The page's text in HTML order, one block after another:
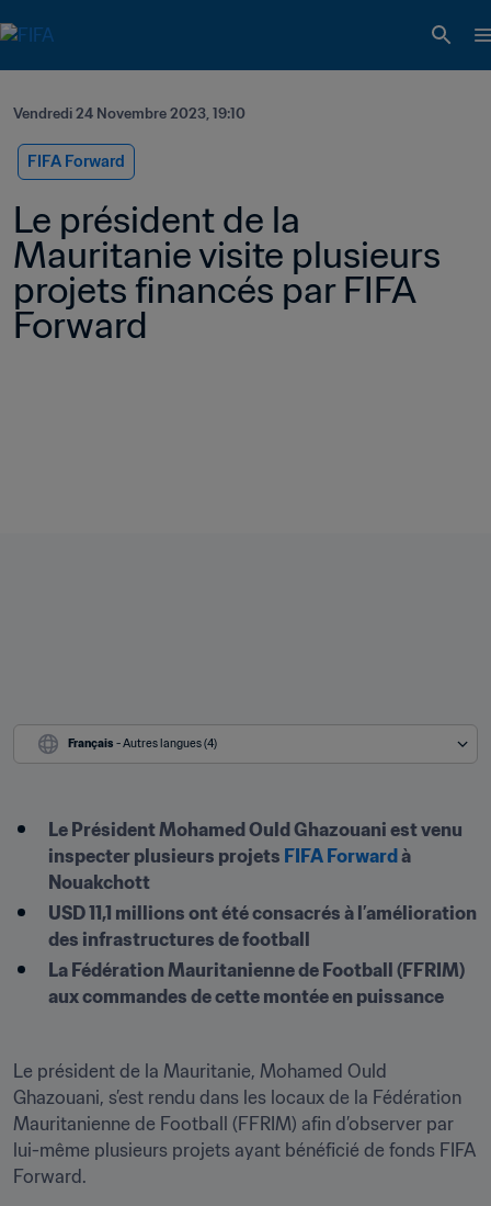
Vendredi 24 Novembre 2023, 19:10
FIFA Forward
Le président de la
Mauritanie visite plusieurs
projets financés par FIFA
Forward
Français - Autres langues (4)
Le Président Mohamed Ould Ghazouani est venu
inspecter plusieurs projets FIFA Forward à
Nouakchott
USD 11,1 millions ont été consacrés à l’amélioration
des infrastructures de football
La Fédération Mauritanienne de Football (FFRIM)
aux commandes de cette montée en puissance
Le président de la Mauritanie, Mohamed Ould
Ghazouani, s’est rendu dans les locaux de la Fédération
Mauritanienne de Football (FFRIM) afin d’observer par
lui-même plusieurs projets ayant bénéficié de fonds FIFA
Forward.